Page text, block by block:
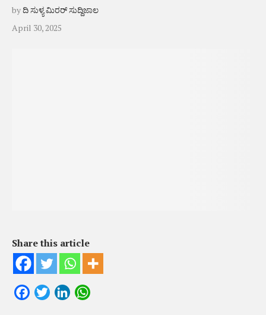
byದಿ ಸುಳ್ಯ ಮಿರರ್ ಸುದ್ದಿಜಾಲ
April 30, 2025
Share this article
FacebookTwitterLinkedIn